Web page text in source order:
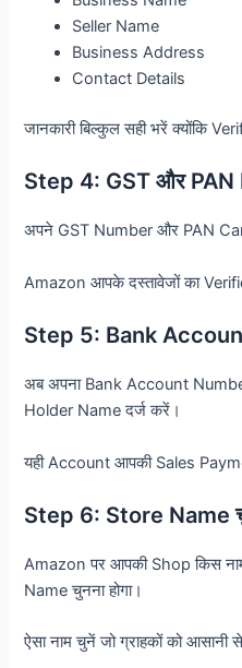
Seller Name
Business Address
Contact Details
जानकारी बिल्कुल सही भरें क्योंकि
Step 4: GST और PAN
अपने GST Number और PAN
Amazon आपके दस्तावेजों का
Step 5: Bank
अब अपना Bank Account
Holder Name दर्ज करें।
यही Account आपकी Sales
Step 6: Store Name
Amazon पर आपकी Shop किस
Name चुनना होगा।
ऐसा नाम चुनें जो ग्राहकों को आसानी